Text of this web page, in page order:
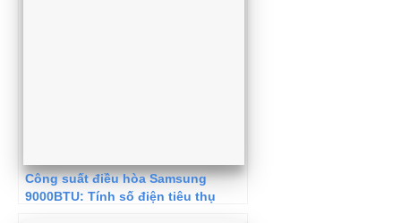
Công suất điều hòa Samsung
9000BTU: Tính số điện tiêu thụ